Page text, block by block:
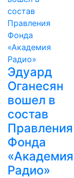
Эдуард
Оганесян
вошел в
состав
Правления
Фонда
«Академия
Радио»